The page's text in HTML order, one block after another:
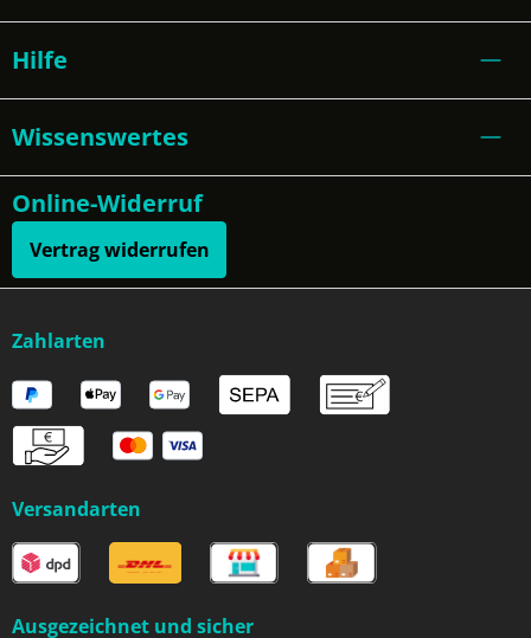
Hilfe
Wissenswertes
Online-Widerruf
Vertrag widerrufen
Zahlarten
Versandarten
Ausgezeichnet und sicher